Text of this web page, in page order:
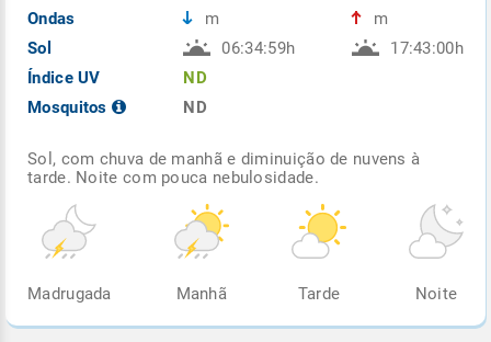
Ondas
Sol
Índice UV
Mosquitos
m
06:34:59h
ND
ND
m
17:43:00h
Sol, com chuva de manhã e diminuição de nuvens à
tarde. Noite com pouca nebulosidade.
Madrugada Manhã Tarde Noite